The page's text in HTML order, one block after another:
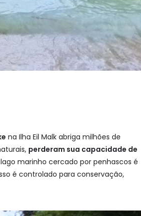
na Ilha Eil Malk abriga milhões de
perderam sua capacidade de
marinho cercado por penhascos é
é controlado para conservação,